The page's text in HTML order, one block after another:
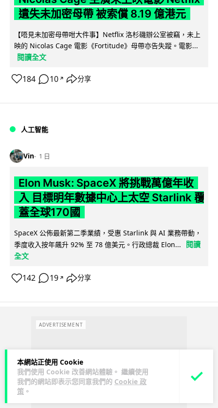
本網站正使用 Cookie
我們使用 Cookie 改善網站體驗。 繼續使用
我們的網站即表示您同意我們的 Cookie 政
策 。
遺失未加密母帶 被索償 8.19 億港元
【唔見未加密母帶咁大件事】Netflix 洛杉磯辦公室被竊，未上
映的 Nicolas Cage 電影《Fortitude》母帶亦告失蹤。電影...
閱讀全文
184 10 ↗ 分享
人工智能
Vin 1 日
Elon Musk: SpaceX 將挑戰萬億年收
入 目標明年數據中心上太空 Starlink 覆
蓋全球170國
SpaceX 公佈最新第二季業績，受惠 Starlink 與 AI 業務帶動，
季度收入按年飆升 92% 至 78 億美元。行政總裁 Elon...
閱讀
全文
142 19 ↗ 分享
ADVERTISEMENT